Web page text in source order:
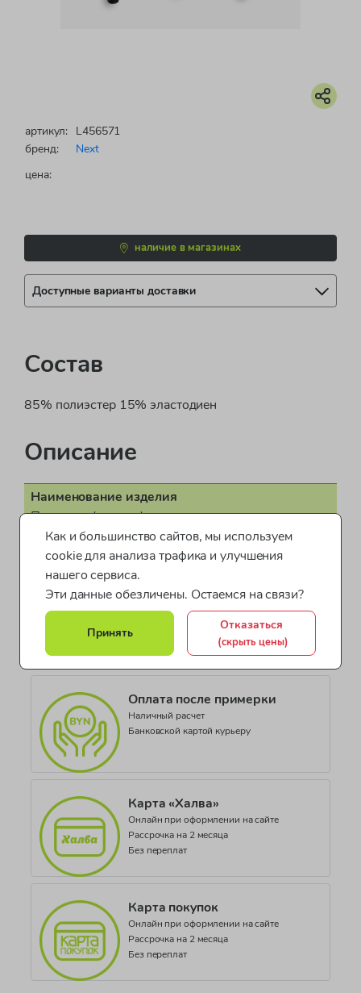
артикул: L456571
бренд:
Next
цена:
наличие в магазинах
Доступные варианты доставки
Состав
85% полиэстер 15% эластодиен
Описание
Наименование изделия
Подтяжки (помочи) мал.
Поставщик
ООО "Бонд стрит"
Пол
для мальчика
Страна производства
КНР (Китайская Народная Республика)
Документ о соответствии
ДЕАЭС № BY/112 11.01. ТР007 019.01 00224
Цвет
Серый
Коллекция
BOYS ACCESSORIES
Показать все характеристики
Оплата после примерки
Наличный расчет
Банковской картой курьеру
Карта «Халва»
Онлайн при оформлении на сайте
Рассрочка на 2 месяца
Без переплат
Карта покупок
Онлайн при оформлении на сайте
Рассрочка на 2 месяца
Без переплат
Как и большинство сайтов, мы используем
cookie для анализа трафика и улучшения
нашего сервиса.
Эти данные обезличены. Остаемся на связи?
Принять
Отказаться
(скрыть цены)